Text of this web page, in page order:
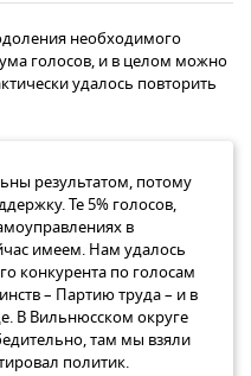
необходимого
голосов, и в целом можно
удалось повторить
результатом, потому
Те 5% голосов,
в
имеем. Нам удалось
конкурента по голосам
– Партию труда – и в
В Вильнюсском округе
там мы взяли
политик.